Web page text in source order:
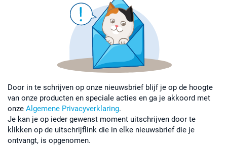
Door in te schrijven op onze nieuwsbrief blijf je op de hoogte
van onze producten en speciale acties en ga je akkoord met
onze Algemene Privacyverklaring.
Je kan je op ieder gewenst moment uitschrijven door te
klikken op de uitschrijflink die in elke nieuwsbrief die je
ontvangt, is opgenomen.